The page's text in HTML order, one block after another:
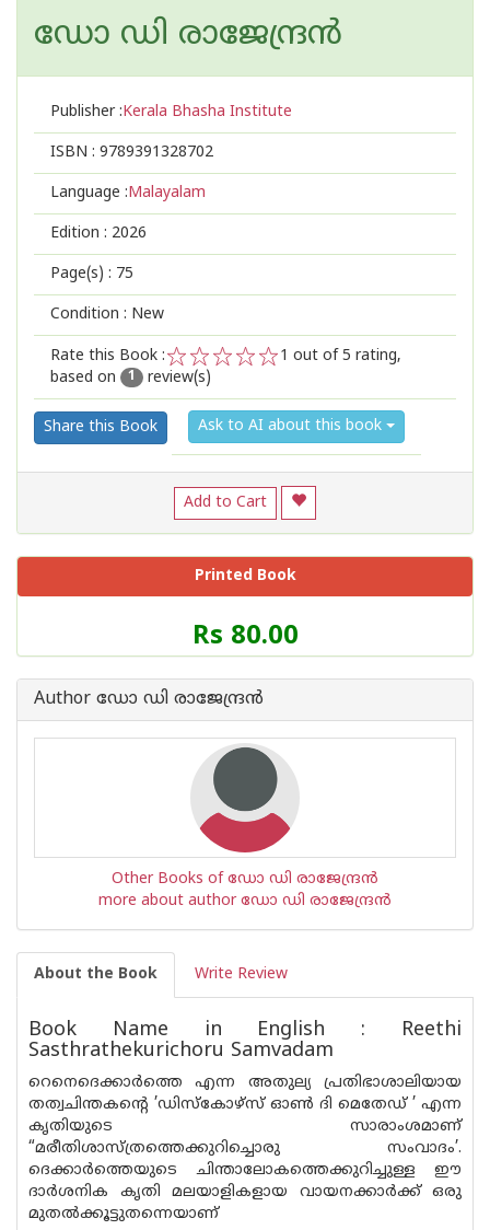
ഡോ ഡി രാജേന്ദ്രന്‍
Publisher :Kerala Bhasha Institute
ISBN : 9789391328702
Language :Malayalam
Edition : 2026
Page(s) : 75
Condition : New
Rate this Book :
2
1
1 out of 5 rating,
based on
1 review(s)
Share this Book Ask to AI about this book
Add to Cart
Printed Book
Price
of
Book
Rs 80.00
Author ഡോ ഡി രാജേന്ദ്രന്‍
Other Books of ഡോ ഡി രാജേന്ദ്രന്‍
more about author ഡോ ഡി രാജേന്ദ്രന്‍
About the Book Write Review
Book Name in English : Reethi
Sasthrathekurichoru Samvadam
റെനെദെക്കാർത്തെ എന്ന അതുല്യ പ്രതിഭാശാലിയായ
തത്വചിന്തകന്റെ ’ഡിസ്കോഴ്സ‌് ഓൺ ദി മെതേഡ് ’ എന്ന
കൃതിയുടെ സാരാംശമാണ്
“മരീതിശാസ്ത്രത്തെക്കുറിച്ചൊരു സംവാദം’.
ദെക്കാർത്തെയുടെ ചിന്താലോകത്തെക്കുറിച്ചുള്ള ഈ
ദാർശനിക കൃതി മലയാളികളായ വായനക്കാർക്ക് ഒരു
മുതൽക്കൂട്ടുതന്നെയാണ്